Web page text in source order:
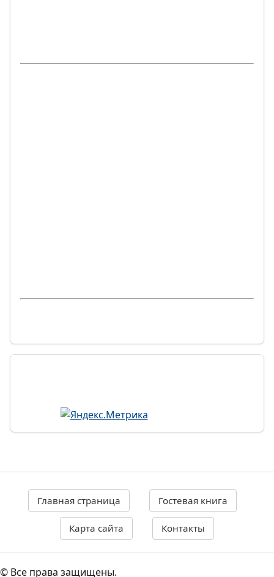
Главная страница Гостевая книга
Карта сайта Контакты
© Все права защищены.